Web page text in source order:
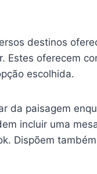
destinos
Estes oferecem
escolhida.
da paisagem
incluir uma
Dispõem